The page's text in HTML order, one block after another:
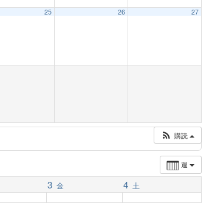
25 26 27
購読
週
3 金 4 土